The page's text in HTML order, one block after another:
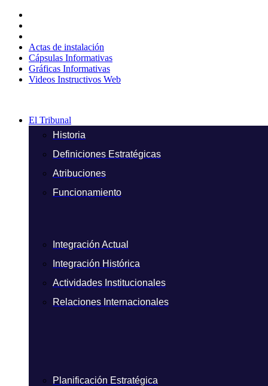
contenido
Actas de instalación
Cápsulas Informativas
Gráficas Informativas
Videos Instructivos Web
El Tribunal
Historia
Definiciones Estratégicas
Atribuciones
Funcionamiento
Integración Actual
Integración Histórica
Actividades Institucionales
Relaciones Internacionales
Planificación Estratégica